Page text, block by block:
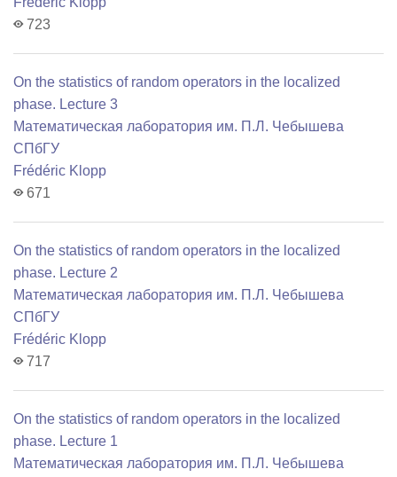
723
On the statistics of random operators in the localized
phase. Lecture 3
Математичеcкая лаборатория им. П.Л. Чебышева
СПбГУ
Frédéric Klopp
671
On the statistics of random operators in the localized
phase. Lecture 2
Математичеcкая лаборатория им. П.Л. Чебышева
СПбГУ
Frédéric Klopp
717
On the statistics of random operators in the localized
phase. Lecture 1
Математичеcкая лаборатория им. П.Л. Чебышева